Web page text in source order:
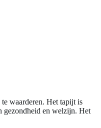
waarderen. Het tapijt is
gezondheid en welzijn. Het